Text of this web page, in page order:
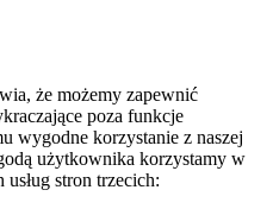
że możemy zapewnić
poza funkcje
wygodne korzystanie z naszej
użytkownika korzystamy w
stron trzecich: